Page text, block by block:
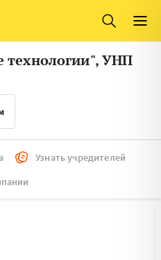
Литва
Финляндия
технологии", УНП
Узнать учредителей